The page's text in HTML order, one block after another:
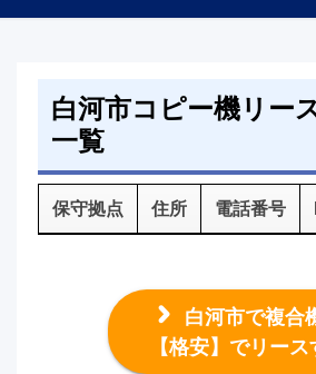
白河市コピー機リー
一覧
保守拠点 住所 電話番号
白河市で複合
【格安】でリース